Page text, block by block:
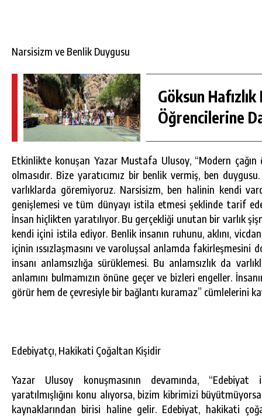
Narsisizm ve Benlik Duygusu
Göksun Hafızlık
Öğrencilerine
Etkinlikte konuşan Yazar Mustafa Ulusoy, “Modern
olmasıdır. Bize yaratıcımız bir benlik vermiş, ben
varlıklarda göremiyoruz. Narsisizm, ben halinin kendi
genişlemesi ve tüm dünyayı istila etmesi şeklinde tarif
İnsan hiçlikten yaratılıyor. Bu gerçekliği unutan bir varlık
kendi içini istila ediyor. Benlik insanın ruhunu, aklını,
içinin ıssızlaşmasını ve varoluşsal anlamda
insanı anlamsızlığa sürüklemesi. Bu anlamsızlık da
anlamını bulmamızın önüne geçer ve bizleri engeller.
görür hem de çevresiyle bir bağlantı kuramaz” cümlelerini
Edebiyatçı, Hakikati Çoğaltan Kişidir
Yazar Ulusoy konuşmasının devamında, “Edebiyat
yaratılmışlığını konu alıyorsa, bizim kibrimizi
kaynaklarından birisi haline gelir. Edebiyat, hakikati